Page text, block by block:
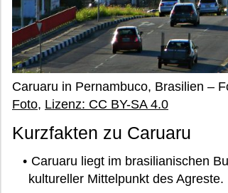
Caruaru in Pernambuco, Brasilien –
Foto, Lizenz: CC BY-SA 4.0
Kurzfakten zu Caruaru
Caruaru liegt im brasilianischen
kultureller Mittelpunkt des Agreste.